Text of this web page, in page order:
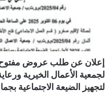
لجمعية الأعمال الخيرية
لتجهيز الضيعة الاجتماعية